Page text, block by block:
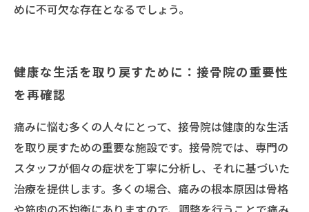
めに不可欠な存在となるでしょう。
健康な生活を取り戻すために：接骨院の重要性
を再確認
痛みに悩む多くの人々にとって、接骨院は健康的な生活
を取り戻すための重要な施設です。接骨院では、専門の
スタッフが個々の症状を丁寧に分析し、それに基づいた
治療を提供します。多くの場合、痛みの根本原因は骨格